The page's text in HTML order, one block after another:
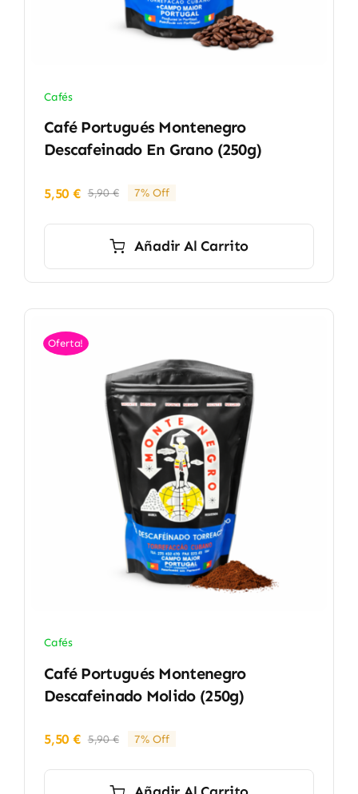
Cafés
Café Portugués Montenegro
Descafeinado En Grano (250g)
5,90€El
era:
5,50€
El
es:
7% Off
Añadir Al Carrito
Oferta!
Cafés
Café Portugués Montenegro
Descafeinado Molido (250g)
5,90€El
5,50€
El
7% Off